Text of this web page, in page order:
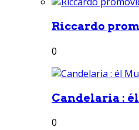
Riccardo
0
Candelaria :
0